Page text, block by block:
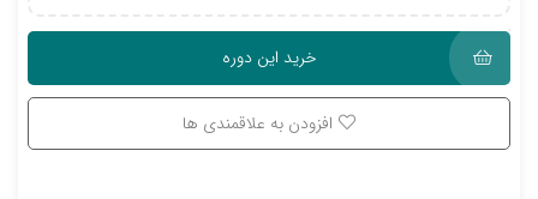
خرید این دوره
افزودن به علاقمندی ها